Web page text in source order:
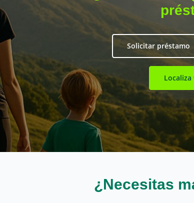
Solicitar préstamo
¿Necesitas